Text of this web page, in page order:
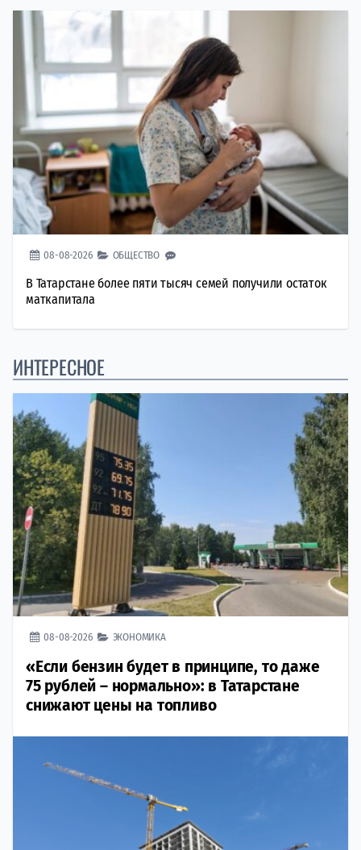
08-08-2026 ОБЩЕСТВО
В Татарстане более пяти тысяч семей получили остаток
маткапитала
ИНТЕРЕСНОЕ
08-08-2026 ЭКОНОМИКА
«Если бензин будет в принципе, то даже
75 рублей – нормально»: в Татарстане
снижают цены на топливо